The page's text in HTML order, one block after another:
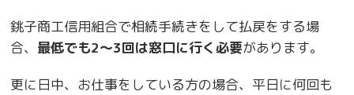
銚子商工信用組合で相続手続きをして払戻をする場
合、 最低でも2〜3回は窓口に行く必要があります。
更に日中、お仕事をしている方の場合、平日に何回も